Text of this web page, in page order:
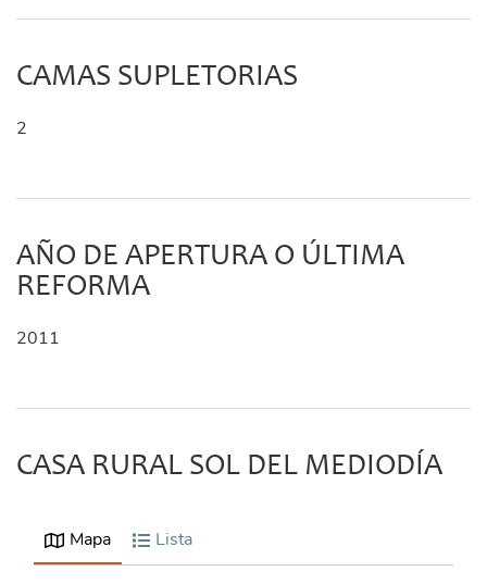
CAMAS SUPLETORIAS
2
AÑO DE APERTURA O ÚLTIMA
REFORMA
2011
CASA RURAL SOL DEL MEDIODÍA
Mapa Lista